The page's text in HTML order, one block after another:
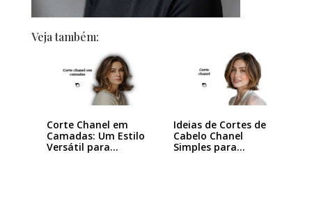
Veja também:
Corte Chanel em
Camadas: Um Estilo
Versátil para…
Ideias de Cortes de
Cabelo Chanel
Simples para…